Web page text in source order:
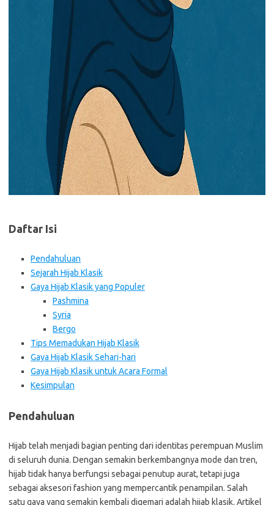
Daftar Isi
Pendahuluan
Sejarah Hijab Klasik
Gaya Hijab Klasik yang Populer
Pashmina
Syria
Bergo
Tips Memadukan Hijab Klasik
Gaya Hijab Klasik Sehari-hari
Gaya Hijab Klasik untuk Acara Formal
Kesimpulan
Pendahuluan
Hijab telah menjadi bagian penting dari identitas perempuan Muslim
di seluruh dunia. Dengan semakin berkembangnya mode dan tren,
hijab tidak hanya berfungsi sebagai penutup aurat, tetapi juga
sebagai aksesori fashion yang mempercantik penampilan. Salah
satu gaya yang semakin kembali digemari adalah hijab klasik. Artikel